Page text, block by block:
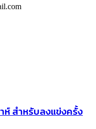
ห์ สำหรับลงแข่งครั้ง